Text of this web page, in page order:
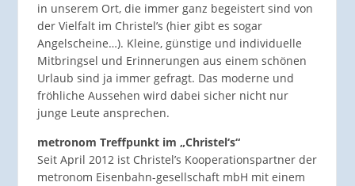
in unserem Ort, die immer ganz begeistert sind von
der Vielfalt im Christel’s (hier gibt es sogar
Angelscheine…). Kleine, günstige und individuelle
Mitbringsel und Erinnerungen aus einem schönen
Urlaub sind ja immer gefragt. Das moderne und
fröhliche Aussehen wird dabei sicher nicht nur
junge Leute ansprechen.
metronom Treffpunkt im „Christel‘s“
Seit April 2012 ist Christel’s Kooperationspartner der
metronom Eisenbahn-gesellschaft mbH mit einem